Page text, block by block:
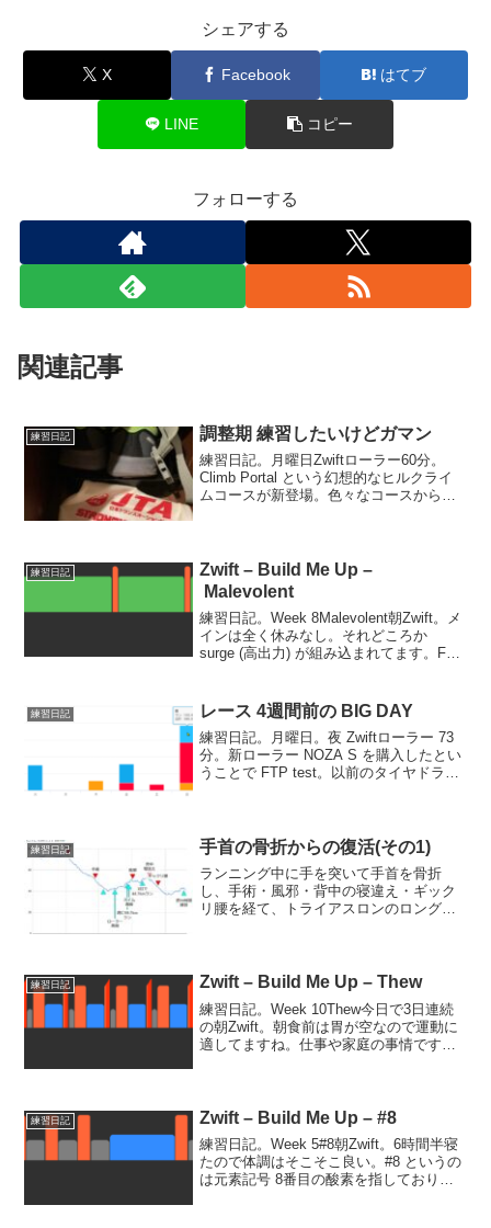
シェアする
X Facebook はてブ
LINE コピー
フォローする
関連記事
練習日記 調整期 練習したいけどガマン
練習日記。月曜日Zwiftローラー60分。
Climb Portal という幻想的なヒルクライ
ムコースが新登場。色々なコースから一
5km...
練習日記
Zwift – Build Me Up –
Malevolent
練習日記。Week 8Malevolent朝Zwift。メ
インは全く休みなし。それどころか
surge (高出力) が組み込まれてます。FTP
練習日記 レース 4週間前の BIG DAY
練習日記。月曜日。夜 Zwiftローラー 73
分。新ローラー NOZA S を購入したとい
うことで FTP test。以前のタイヤドライ
練習日記 手首の骨折からの復活(その1)
ランニング中に手を突いて手首を骨折
し、手術・風邪・背中の寝違え・ギック
リ腰を経て、トライアスロンのロングデ
できるところま...
練習日記 Zwift – Build Me Up – Thew
練習日記。Week 10Thew今日で3日連続
の朝Zwift。朝食前は胃が空なので運動に
適してますね。仕事や家庭の事情ですぐ
求め...
練習日記 Zwift – Build Me Up – #8
練習日記。Week 5#8朝Zwift。6時間半寝
たので体調はそこそこ良い。#8 というの
は元素記号 8番目の酸素を指しており、